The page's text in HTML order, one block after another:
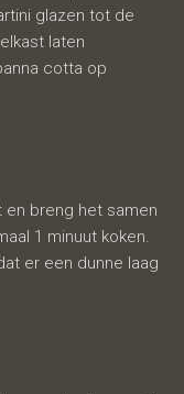
glazen tot de
laten
cotta op
breng het samen
1 minuut koken.
er een dunne laag